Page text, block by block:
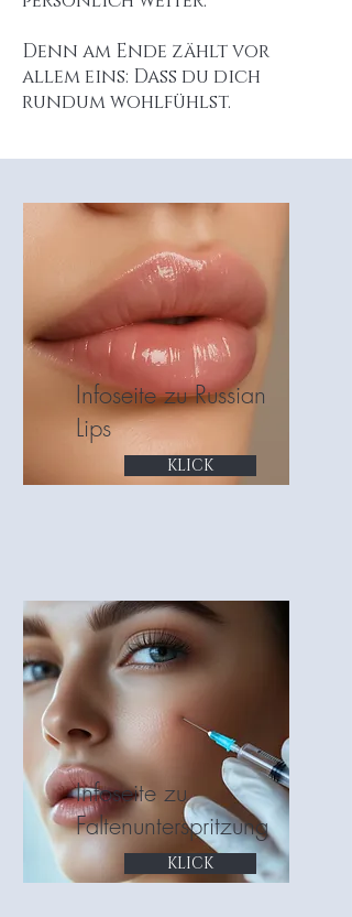
Denn am Ende zählt vor
allem eins: Dass du dich
rundum wohlfühlst.
Infoseite zu Russian
Lips
KLICK
Infoseite zu
Faltenunterspritzung
KLICK